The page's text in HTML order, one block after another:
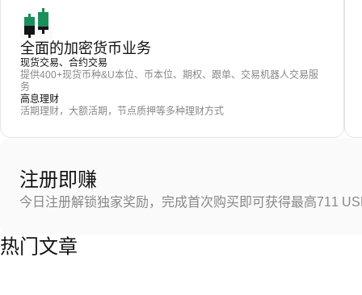
全面的加密货币业务
现货交易、合约交易
提供400+现货币种&U本位、币本位、期权、跟单、交易机器人交易服
务
高息理财
活期理财，大额活期，节点质押等多种理财方式
注册即赚
今日注册解锁独家奖励，完成首次购买即可获得最高711
热门文章